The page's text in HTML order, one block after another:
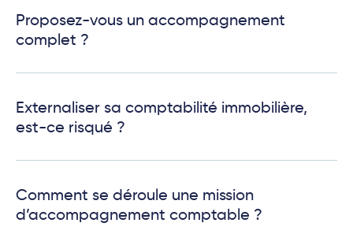
Proposez-vous un accompagnement
complet ?
Externaliser sa comptabilité immobilière,
est-ce risqué ?
Comment se déroule une mission
d’accompagnement comptable ?